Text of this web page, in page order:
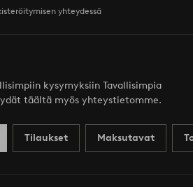
yhteydessä
kysymyksiin Tavallisimpia
täältä myös yhteystietomme.
Tilaukset Maksutavat